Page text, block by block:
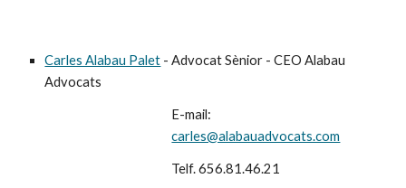
Carles Alabau Palet - Advocat Sènior - CEO Alabau
Advocats
E-mail:
carles@alabauadvocats.com
Telf. 656.81.46.21